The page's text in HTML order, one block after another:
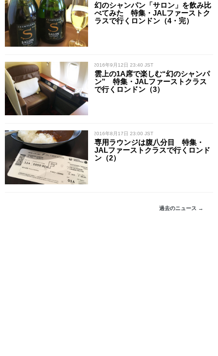
幻のシャンパン「サロン」を飲み比
べてみた 特集・JALファーストク
ラスで行くロンドン（4・完）
/ 2016年9月12日 23:40 JST
雲上の1A席で楽しむ“幻のシャンパ
ン” 特集・JALファーストクラス
で行くロンドン（3）
/ 2016年8月17日 23:00 JST
専用ラウンジは腹八分目 特集・
JALファーストクラスで行くロンド
ン（2）
過去のニュース →